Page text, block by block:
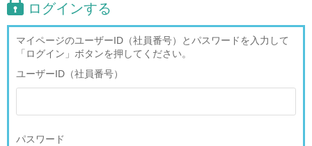
ログインする
マイページのユーザーID（社員番号）とパスワードを入力して
「ログイン」ボタンを押してください。
ユーザーID（社員番号）
パスワード